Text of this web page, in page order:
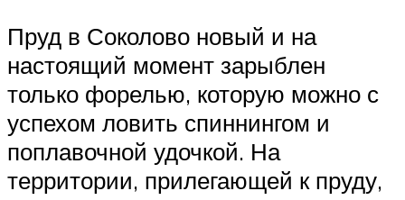
Пруд в Соколово новый и на
настоящий момент зарыблен
только форелью, которую можно с
успехом ловить спиннингом и
поплавочной удочкой. На
территории, прилегающей к пруду,